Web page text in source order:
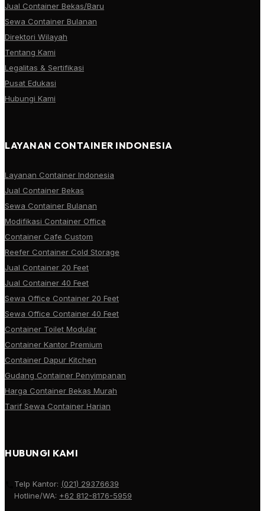
Jual Container Bekas/Baru
Sewa Container Bulanan
Direktori Wilayah
Tentang Kami
Legalitas & Sertifikasi
Pusat Edukasi
Hubungi Kami
LAYANAN CONTAINER INDONESIA
Layanan Container Indonesia
Jual Container Bekas
Sewa Container Bulanan
Modifikasi Container Office
Container Cafe Custom
Reefer Container Cold Storage
Jual Container 20 Feet
Jual Container 40 Feet
Sewa Office Container 20 Feet
Sewa Office Container 40 Feet
Container Toilet Modular
Container Kantor Premium
Container Dapur Kitchen
Gudang Container Penyimpanan
Harga Container Bekas Murah
Tarif Sewa Container Harian
HUBUNGI KAMI
Telp Kantor: (021) 29376639
Hotline/WA: +62 812-8176-5959